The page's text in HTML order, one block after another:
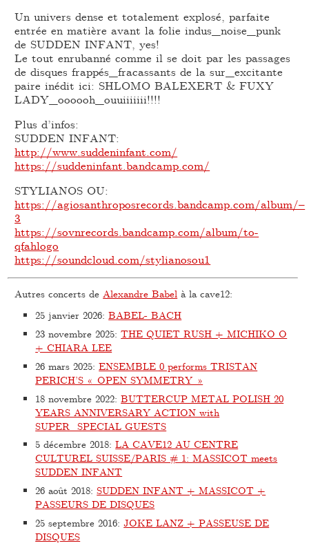
Un univers dense et totalement explosé, parfaite
entrée en matière avant la folie indus_noise_punk
de SUDDEN INFANT, yes!
Le tout enrubanné comme il se doit par les passages
de disques frappés_fracassants de la sur_excitante
paire inédit ici: SHLOMO BALEXERT & FUXY
LADY_oooooh_ouuiiiiiii!!!!
Plus d’infos:
SUDDEN INFANT:
http://www.suddeninfant.com/
https://suddeninfant.bandcamp.com/
STYLIANOS OU:
https://agiosanthroposrecords.bandcamp.com/album/–
3
https://sovnrecords.bandcamp.com/album/to-
qfahlogo
https://soundcloud.com/stylianosou1
Autres concerts de Alexandre Babel à la cave12:
25 janvier 2026:BABEL- BACH
23 novembre 2025:THE QUIET RUSH + MICHIKO O
+ CHIARA LEE
26 mars 2025:ENSEMBLE 0 performs TRISTAN
PERICH’S « OPEN SYMMETRY »
18 novembre 2022:BUTTERCUP METAL POLISH 20
YEARS ANNIVERSARY ACTION with
SUPER_SPECIAL GUESTS
5 décembre 2018:LA CAVE12 AU CENTRE
CULTUREL SUISSE/PARIS # 1: MASSICOT meets
SUDDEN INFANT
26 août 2018:SUDDEN INFANT + MASSICOT +
PASSEURS DE DISQUES
25 septembre 2016:JOKE LANZ + PASSEUSE DE
DISQUES